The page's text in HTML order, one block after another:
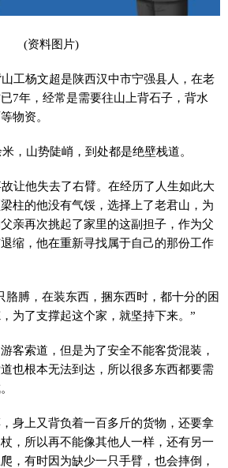
(资料图片)
工杨文超是陕西汉中市宁强县人，在老
7年，经常是需要往山上背石子，背水
物资。
，山势陡峭，到处都是绝壁栈道。
让他失去了右臂。在经历了人生如此大
柱的他没有气馁，选择上了老君山，为
亲再次挑起了家里的这副担子，作为父
缩，他在重新寻找属于自己的那份工作
胳膊，在装东西，捆东西时，都十分的困
为了支撑起这个家，就坚持下来。”
客索道，但是为了安全不能客货混装，
也根本无法到达，所以很多东西都要需
身上又背负着一百多斤的货物，还要拿
，所以再不能像其他人一样，还有另一
，有时因为缺少一只手臂，也会摔倒，